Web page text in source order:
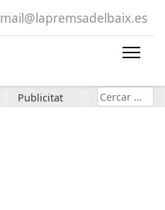
mail@lapremsadelbaix.es
Publicitat Cerca